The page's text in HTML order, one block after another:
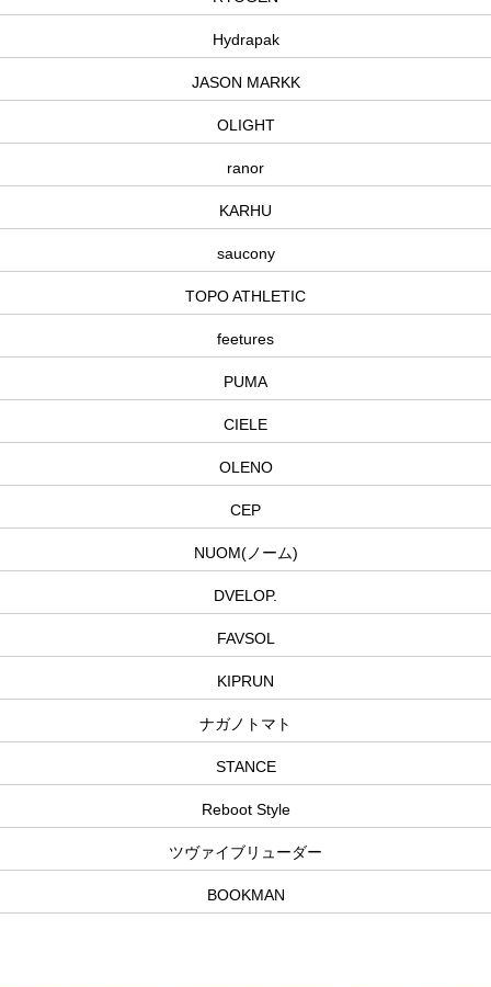
Hydrapak
JASON MARKK
OLIGHT
ranor
KARHU
saucony
TOPO ATHLETIC
feetures
PUMA
CIELE
OLENO
CEP
NUOM(ノーム)
DVELOP.
FAVSOL
KIPRUN
ナガノトマト
STANCE
Reboot Style
ツヴァイブリューダー
BOOKMAN